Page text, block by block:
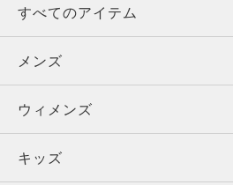
すべてのアイテム
メンズ
ウィメンズ
キッズ
メンズ
トップス
ボトムス
ウィメンズ
トップス
キッズ